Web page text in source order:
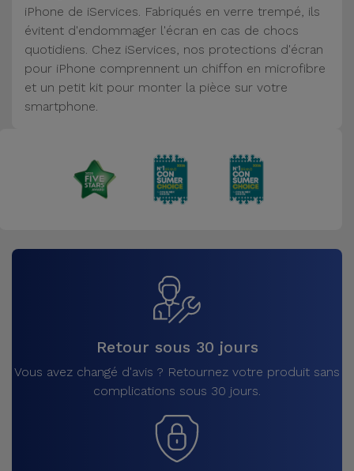
Accessoires
Mobilité,
Auto et
Vélo
d'ordinateur
Accessoires
iPhone de iServices. Fabriqués en verre trempé, ils
évitent d'endommager l'écran en cas de chocs
quotidiens. Chez iServices, nos protections d'écran
pour iPhone comprennent un chiffon en microfibre
et un petit kit pour monter la pièce sur votre
smartphone.
Retour sous 30 jours
Vous avez changé d'avis ? Retournez votre produit sans
complications sous 30 jours.